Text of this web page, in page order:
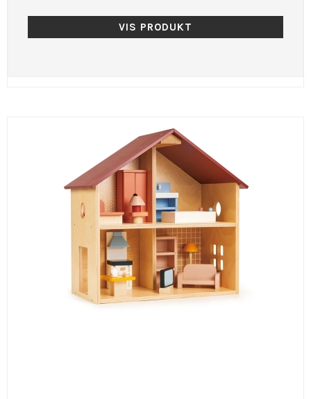
VIS PRODUKT